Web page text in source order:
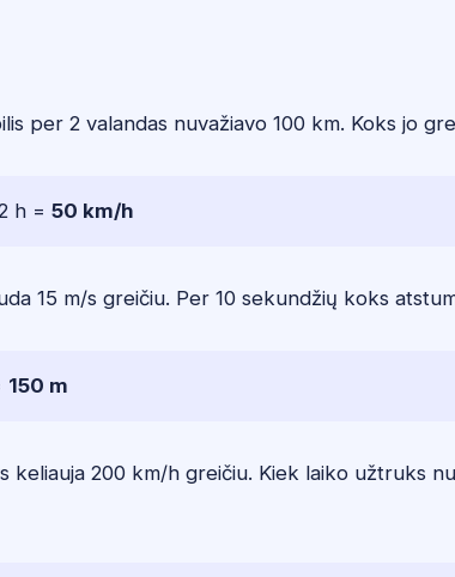
per 2 valandas nuvažiavo 100 km. Koks jo
h = 50 km/h
15 m/s greičiu. Per 10 sekundžių koks
150 m
keliauja 200 km/h greičiu. Kiek laiko užtruks